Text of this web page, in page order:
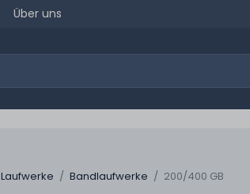
Über uns
Laufwerke Bandlaufwerke 200/400 GB